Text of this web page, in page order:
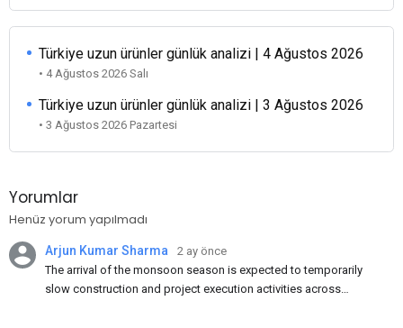
Türkiye uzun ürünler günlük analizi | 4 Ağustos 2026
• 4 Ağustos 2026 Salı
Türkiye uzun ürünler günlük analizi | 3 Ağustos 2026
• 3 Ağustos 2026 Pazartesi
Yorumlar
Henüz yorum yapılmadı
Arjun Kumar Sharma
2 ay önce
The arrival of the monsoon season is expected to temporarily
slow construction and project execution activities across